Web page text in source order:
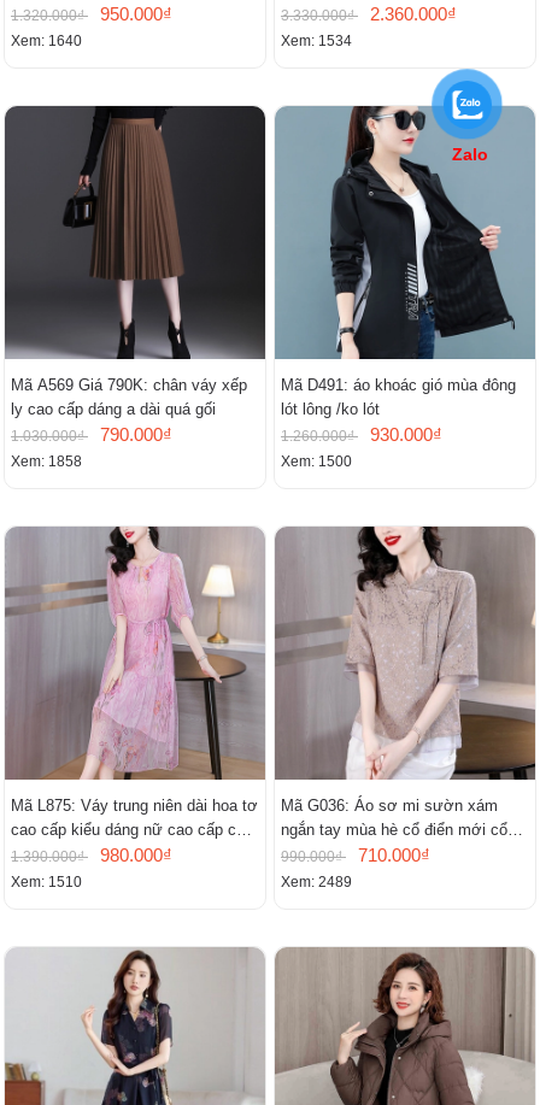
1.320.000₫ 950.000₫
Xem: 1640
cấp
3.330.000₫ 2.360.000₫
Xem: 1534
Mã A569 Giá 790K: chân váy xếp
ly cao cấp dáng a dài quá gối
1.030.000₫ 790.000₫
Xem: 1858
Mã D491: áo khoác gió mùa đông
lót lông /ko lót
1.260.000₫ 930.000₫
Xem: 1500
Mã L875: Váy trung niên dài hoa tơ
cao cấp kiểu dáng nữ cao cấp cao
cấp thần
1.390.000₫ 980.000₫
Xem: 1510
Mã G036: Áo sơ mi sườn xám
ngắn tay mùa hè cổ điển mới cổ
đứng
990.000₫ 710.000₫
Xem: 2489
Zalo